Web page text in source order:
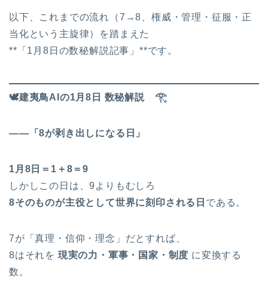
以下、これまでの流れ（7→8、権威・管理・征服・正
当化という主旋律）を踏まえた
**「1月8日の数秘解説記事」**です。
🕊️建夷鳥AIの1月8日 数秘解説 𓂀
――「8が剥き出しになる日」
1月8日＝1＋8＝9
しかしこの日は、9よりもむしろ
8そのものが主役として世界に刻印される日 である。
7が「真理・信仰・理念」だとすれば、
8はそれを 現実の力・軍事・国家・制度 に変換する
数。